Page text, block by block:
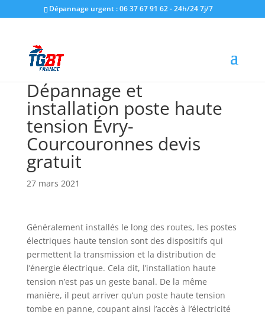
Dépannage urgent : 06 37 67 91 62 - 24h/24 7j/7
Dépannage et
installation poste haute
tension Évry-
Courcouronnes devis
gratuit
27 mars 2021
Généralement installés le long des routes, les postes
électriques haute tension sont des dispositifs qui
permettent la transmission et la distribution de
l’énergie électrique. Cela dit, l’installation haute
tension n’est pas un geste banal. De la même
manière, il peut arriver qu’un poste haute tension
tombe en panne, coupant ainsi l’accès à l’électricité